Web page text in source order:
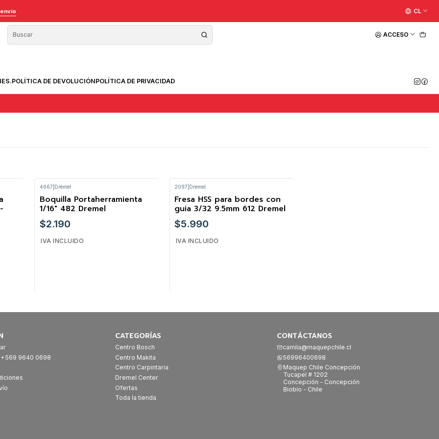
ACCESO
POLÍTICA DE DEVOLUCIÓNPOLÍTICA DE PRIVACIDAD
CL
4667 Dremel
Boquilla Portaherramienta
1/16" 482 Dremel
$2.190
IVA INCLUIDO
Cantidad
2097 Dremel
Fresa HSS para bordes con
guia 3/32 9.5mm 612 Dremel
$5.990
IVA INCLUIDO
Cantidad
9640 0698
CATEGORÍAS
Centro Bosch
Centro Makita
Centro Carpintaria
Dremel Center
Ofertas
Toda la tienda
CONTÁCTANOS
camila@maquepchile.cl
56996400698
Maquep Chile Concepción
Tucapel # 1202
Concepción - Concepción
Biobío - Chile